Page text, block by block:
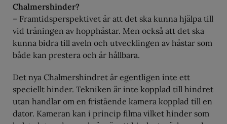
Chalmershinder?
– Framtidsperspektivet är att det ska kunna hjälpa till
vid träningen av hopphästar. Men också att det ska
kunna bidra till aveln och utvecklingen av hästar som
både kan prestera och är hållbara.
Det nya Chalmershindret är egentligen inte ett
speciellt hinder. Tekniken är inte kopplad till hindret
utan handlar om en fristående kamera kopplad till en
dator. Kameran kan i princip filma vilket hinder som